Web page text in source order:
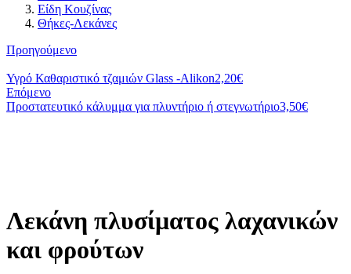
Είδη Κουζίνας
Θήκες-Λεκάνες
Προηγούμενο
Υγρό Καθαριστικό τζαμιών Glass -Alikon2,20€
Επόμενο
Προστατευτικό κάλυμμα για πλυντήριο ή στεγνωτήριο3,50€
Λεκάνη πλυσίματος λαχανικών
και φρούτων